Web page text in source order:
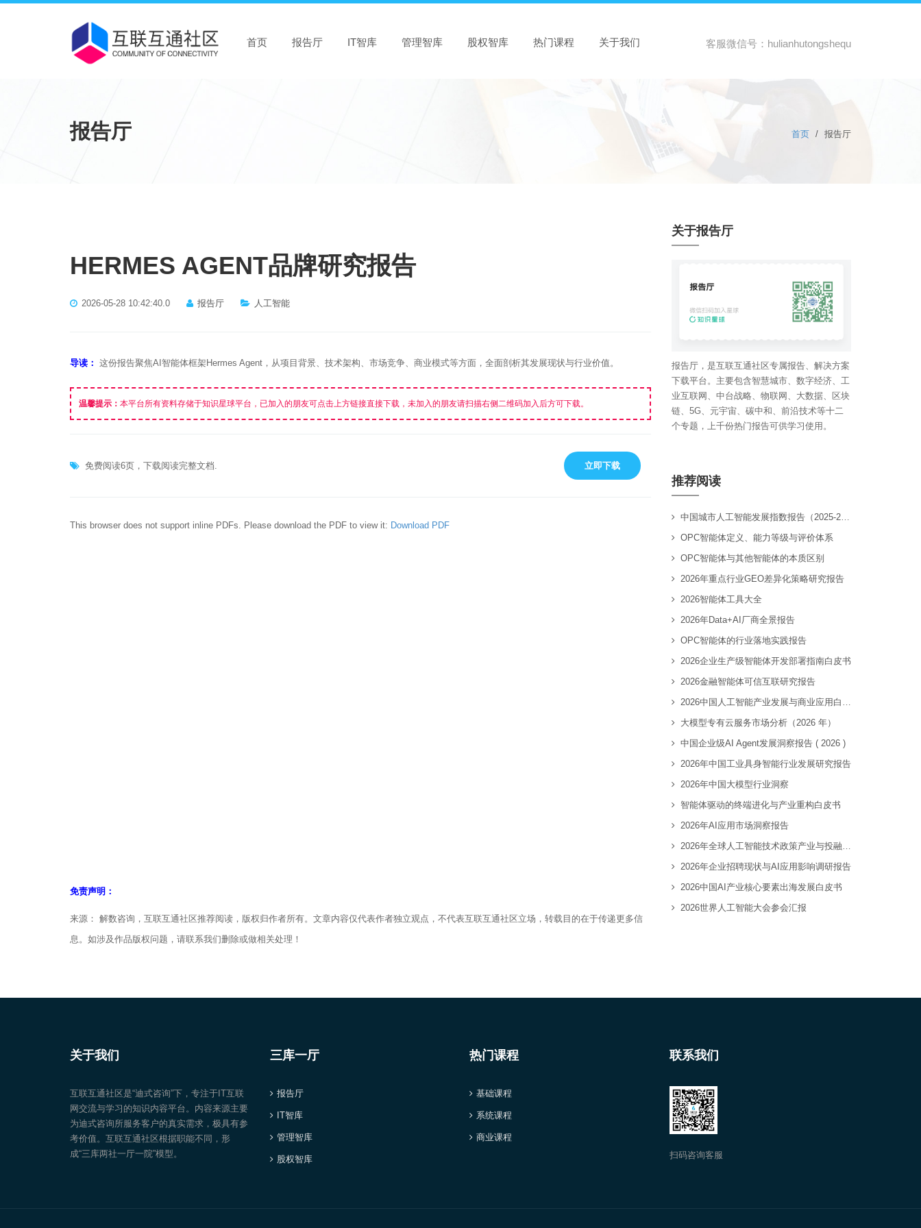
首页 报告厅 IT智库 管理智库 股权智库 热门课程 关于我们 客服微信号：hulianhutongshequ
报告厅 首页 / 报告厅
HERMES AGENT品牌研究报告
2026-05-28 10:42:40.0 报告厅 人工智能
导读： 这份报告聚焦AI智能体框架Hermes Agent，从项目背景、技术架构、市场竞争、商业模式等方面，全面剖析其发展现状与行业价值。
温馨提示： 本平台所有资料存储于知识星球平台，已加入的朋友可点击上方链接直接下载，未加入的朋友请扫描右侧二维码加入后方可下载。
免费阅读6页，下载阅读完整文档. 立即下载
This browser does not support inline PDFs. Please download the PDF to view it: Download PDF
免责声明：
来源： 解数咨询，互联互通社区推荐阅读，版权归作者所有。文章内容仅代表作者独立观点，不代表互联互通社区立场，转载目的在于传递更多信
息。如涉及作品版权问题，请联系我们删除或做相关处理！
关于报告厅
报告厅，是互联互通社区专属报告、解决方案
下载平台。主要包含智慧城市、数字经济、工
业互联网、中台战略、物联网、大数据、区块
链、5G、元宇宙、碳中和、前沿技术等十二
个专题，上千份热门报告可供学习使用。
推荐阅读
中国城市人工智能发展指数报告（2025-2026）
OPC智能体定义、能力等级与评价体系
OPC智能体与其他智能体的本质区别
2026年重点行业GEO差异化策略研究报告
2026智能体工具大全
2026年Data+AI厂商全景报告
OPC智能体的行业落地实践报告
2026企业生产级智能体开发部署指南白皮书
2026金融智能体可信互联研究报告
2026中国人工智能产业发展与商业应用白皮书
大模型专有云服务市场分析（2026 年）
中国企业级AI Agent发展洞察报告 ( 2026 )
2026年中国工业具身智能行业发展研究报告
2026年中国大模型行业洞察
智能体驱动的终端进化与产业重构白皮书
2026年AI应用市场洞察报告
2026年全球人工智能技术政策产业与投融资趋势全景洞察报告
2026年企业招聘现状与AI应用影响调研报告
2026中国AI产业核心要素出海发展白皮书
2026世界人工智能大会参会汇报
关于我们
互联互通社区是“迪式咨询”下，专注于IT互联
网交流与学习的知识内容平台。内容来源主要
为迪式咨询所服务客户的真实需求，极具有参
考价值。互联互通社区根据职能不同，形
成“三库两社一厅一院”模型。
三库一厅
报告厅
IT智库
管理智库
股权智库
热门课程
基础课程
系统课程
商业课程
联系我们
扫码咨询客服